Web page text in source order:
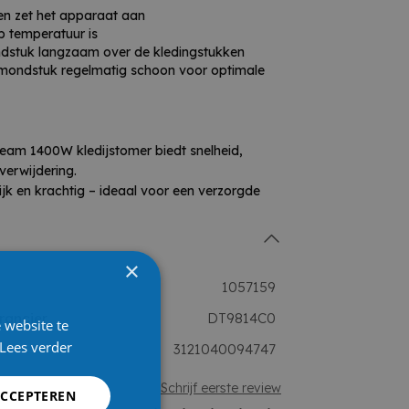
zet het apparaat aan
temperatuur is
langzaam over de kledingstukken
regelmatig schoon voor optimale
1400W kledijstomer biedt snelheid,
en krachtig – ideaal voor een verzorgde
1057159
DT9814C0
3121040094747
Schrijf eerste review
×
website te
Lees verder